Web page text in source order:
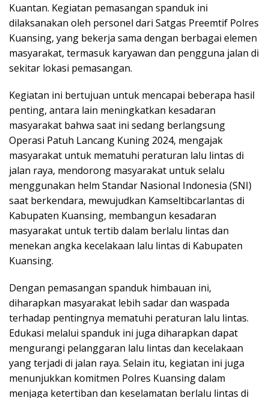
Kuantan. Kegiatan pemasangan spanduk ini
dilaksanakan oleh personel dari Satgas Preemtif Polres
Kuansing, yang bekerja sama dengan berbagai elemen
masyarakat, termasuk karyawan dan pengguna jalan di
sekitar lokasi pemasangan.
Kegiatan ini bertujuan untuk mencapai beberapa hasil
penting, antara lain meningkatkan kesadaran
masyarakat bahwa saat ini sedang berlangsung
Operasi Patuh Lancang Kuning 2024, mengajak
masyarakat untuk mematuhi peraturan lalu lintas di
jalan raya, mendorong masyarakat untuk selalu
menggunakan helm Standar Nasional Indonesia (SNI)
saat berkendara, mewujudkan Kamseltibcarlantas di
Kabupaten Kuansing, membangun kesadaran
masyarakat untuk tertib dalam berlalu lintas dan
menekan angka kecelakaan lalu lintas di Kabupaten
Kuansing.
Dengan pemasangan spanduk himbauan ini,
diharapkan masyarakat lebih sadar dan waspada
terhadap pentingnya mematuhi peraturan lalu lintas.
Edukasi melalui spanduk ini juga diharapkan dapat
mengurangi pelanggaran lalu lintas dan kecelakaan
yang terjadi di jalan raya. Selain itu, kegiatan ini juga
menunjukkan komitmen Polres Kuansing dalam
menjaga ketertiban dan keselamatan berlalu lintas di